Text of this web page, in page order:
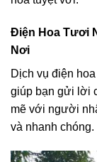
Điện Hoa Tươi
Nơi
Dịch vụ điện
giúp bạn gửi lời
mẽ với người
và nhanh chóng.